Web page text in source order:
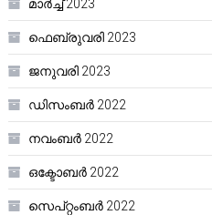
മാർച്ച്‌ 2023
ഫെബ്രുവരി 2023
ജനുവരി 2023
ഡിസംബർ 2022
നവംബർ 2022
ഒക്ടോബർ 2022
സെപ്റ്റംബർ 2022